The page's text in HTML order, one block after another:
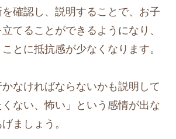
確認し、説明することで、お子
てることができるようになり、
とに抵抗感が少なくなります。
なければならないかも説明して
ない、怖い」という感情が出な
ましょう。